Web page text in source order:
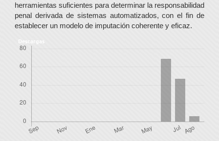
herramientas suficientes para determinar la responsabilidad
penal derivada de sistemas automatizados, con el fin de
establecer un modelo de imputación coherente y eficaz.
Descargas